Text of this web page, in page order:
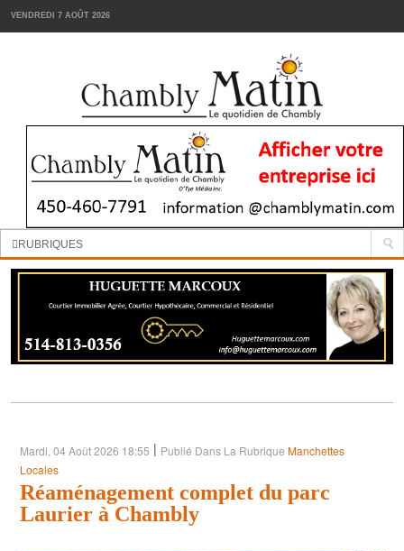
VENDREDI 7 AOÛT 2026
RUBRIQUES
INFORMATION
SPORTS
TENDANCES
ENVIRONNEMENT
ÉCONOMIE
Mardi, 04 Août 2026 18:55 | Publié Dans La Rubrique Manchettes
Locales
Réaménagement complet du parc
Laurier à Chambly